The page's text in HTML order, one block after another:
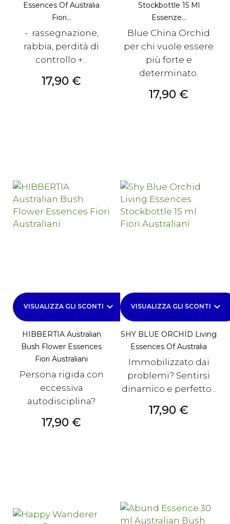
Essences Of Australia
Fiori...
- rassegnazione,
rabbia, perdità di
controllo +...
Prezzo
17,90 €
Stockbottle 15 Ml
Essenze...
Blue China Orchid
per chi vuole essere
più forte e
determinato.
Prezzo
17,90 €
VISUALIZZA GLI SCONTI keyboard_arrow_down
HIBBERTIA Australian
Bush Flower Essences
Fiori Australiani
Persona rigida con
eccessiva
autodisciplina?
Prezzo
17,90 €
VISUALIZZA GLI SCONTI keyboard_arrow_down
SHY BLUE ORCHID Living
Essences Of Australia
Immobilizzato dai
problemi? Sentirsi
dinamico e perfetto...
Prezzo
17,90 €